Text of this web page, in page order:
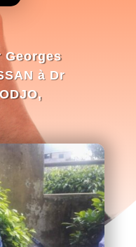
Georges
à Dr